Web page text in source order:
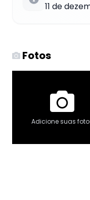
11 de
Fotos
Adicione suas